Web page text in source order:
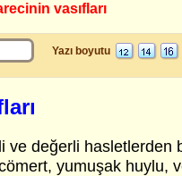
vasıfları
Yazı boyutu
ve değerli hasletlerden
yumuşak huylu,